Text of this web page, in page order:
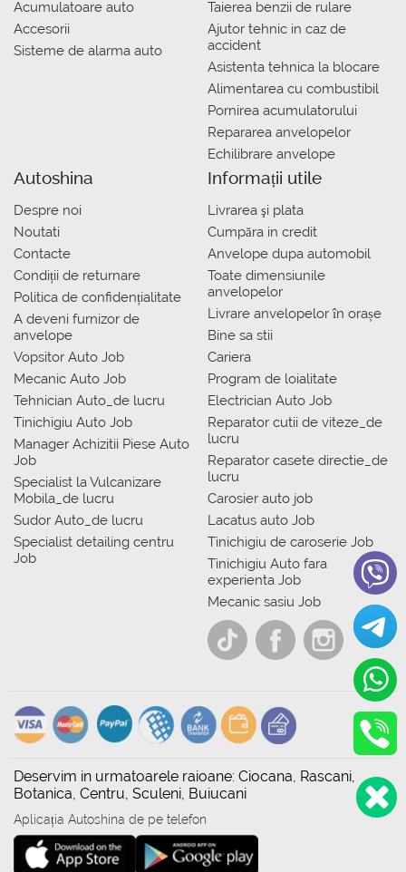
Acumulatoare auto
Accesorii
Sisteme de alarma auto
Taierea benzii de rulare
Ajutor tehnic in caz de
accident
Asistenta tehnica la blocare
Alimentarea cu combustibil
Pornirea acumulatorului
Repararea anvelopelor
Echilibrare anvelope
Autoshina
Despre noi
Noutati
Contacte
Condiții de returnare
Politica de confidențialitate
A deveni furnizor de
anvelope
Vopsitor Auto Job
Mecanic Auto Job
Tehnician Auto_de lucru
Tinichigiu Auto Job
Manager Achizitii Piese Auto
Job
Specialist la Vulcanizare
Mobila_de lucru
Sudor Auto_de lucru
Specialist detailing centru
Job
Informații utile
Livrarea şi plata
Сumpăra in credit
Anvelope dupa automobil
Toate dimensiunile
anvelopelor
Livrare anvelopelor în orașe
Bine sa stii
Cariera
Program de loialitate
Electrician Auto Job
Reparator cutii de viteze_de
lucru
Reparator casete directie_de
lucru
Carosier auto job
Lacatus auto Job
Tinichigiu de caroserie Job
Tinichigiu Auto fara
experienta Job
Mecanic sasiu Job
Deservim in urmatoarele raioane: Ciocana, Rascani,
Botanica, Centru, Sculeni, Buiucani
Aplicația Autoshina de pe telefon